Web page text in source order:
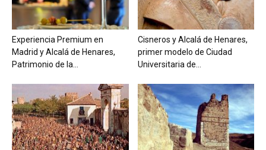
Experiencia Premium en
Madrid y Alcalá de Henares,
Patrimonio de la...
Cisneros y Alcalá de Henares,
primer modelo de Ciudad
Universitaria de...